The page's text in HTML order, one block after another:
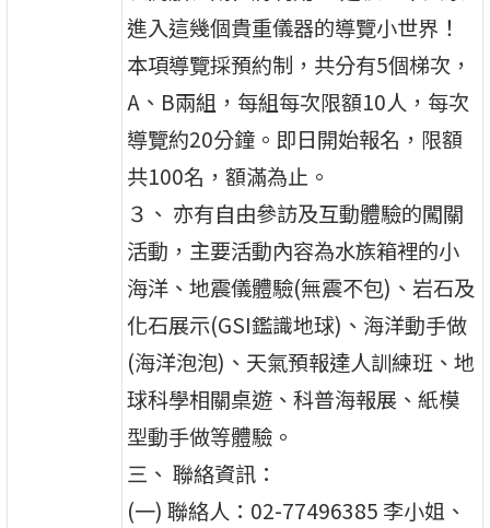
進入這幾個貴重儀器的導覽小世界！
本項導覽採預約制，共分有5個梯次，
A、B兩組，每組每次限額10人，每次
導覽約20分鐘。即日開始報名，限額
共100名，額滿為止。
３、 亦有自由參訪及互動體驗的闖關
活動，主要活動內容為水族箱裡的小
海洋、地震儀體驗(無震不包)、岩石及
化石展示(GSI鑑識地球)、海洋動手做
(海洋泡泡)、天氣預報達人訓練班、地
球科學相關桌遊、科普海報展、紙模
型動手做等體驗。
三、 聯絡資訊：
(一) 聯絡人：02-77496385 李小姐、